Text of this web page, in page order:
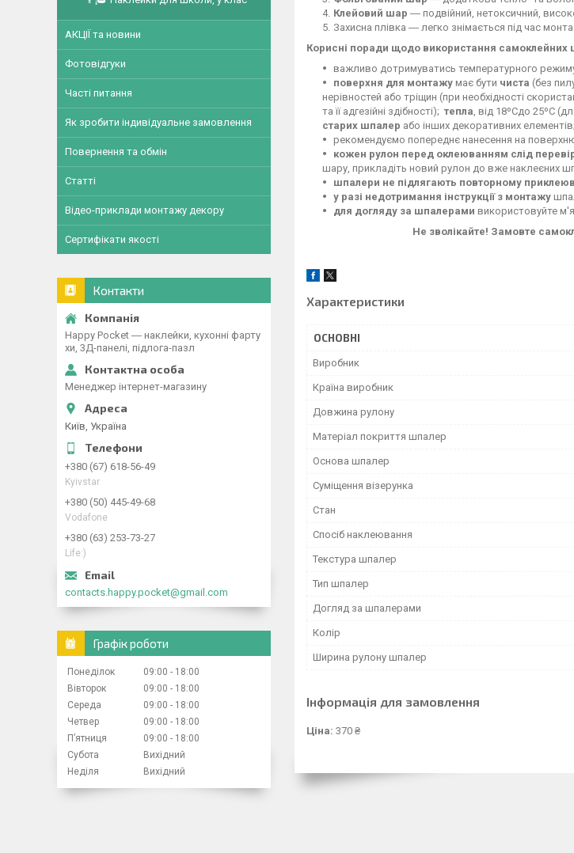
Клейовий шар ― подвійний, нетоксичний,
Захисна плівка ― легко знімається під час
Корисні поради щодо використання самоклейних
важливо дотримуватись температурного режиму
поверхня для монтажу має бути чиста (без
нерівностей або тріщин (при необхідності
та її адгезійні здібності); тепла, від 18ºСдо 25ºС
старих шпалер або інших декоративних елементів;
рекомендуємо попереднє нанесення на
кожен рулон перед оклеюванням слід
шару, прикладіть новий рулон до вже наклеєних
шпалери не підлягають повторному
у разі недотримання інструкції з монтажу
для догляду за шпалерами використовуйте
Не зволікайте! Замовте
Характеристики
ОСНОВНІ
Виробник
Країна виробник
Довжина рулону
Матеріал покриття шпалер
Основа шпалер
Суміщення візерунка
Стан
Спосіб наклеювання
Текстура шпалер
Тип шпалер
Догляд за шпалерами
Колір
Ширина рулону шпалер
Інформація для замовлення
Ціна: 370 ₴
АКЦІЇ та новини
Фотовідгуки
Часті питання
Як зробити індивідуальне замовлення
Повернення та обмін
Статті
Відео-приклади монтажу декору
Сертифікати якості
Контакти
Happy Pocket ― наклейки, кухонні фарту
хи, 3Д-панелі, підлога-пазл
Менеджер інтернет-магазину
Київ, Україна
+380 (67) 618-56-49
Kyivstar
+380 (50) 445-49-68
Vodafone
+380 (63) 253-73-27
Life:)
contacts.happy.pocket@gmail.com
Графік роботи
Понеділок 09:00
18:00
Вівторок
09:00
18:00
Середа
09:00
18:00
Четвер
09:00
18:00
Пʼятниця
09:00
18:00
Субота
Вихідний
Неділя
Вихідний